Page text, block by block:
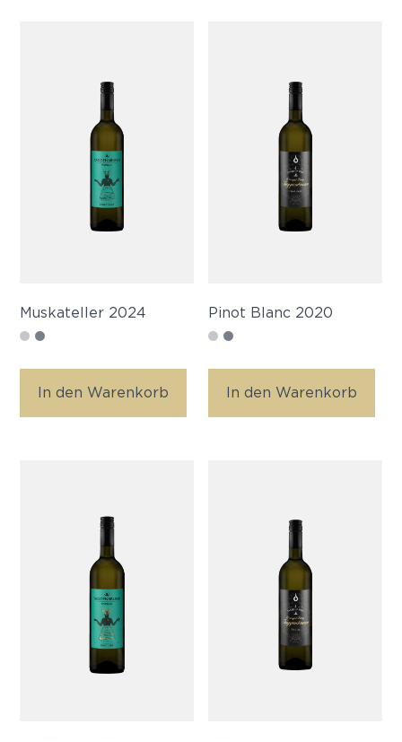
Muskateller 2024
In den Warenkorb
Pinot Blanc 2020
In den Warenkorb